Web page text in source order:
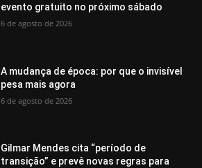
evento gratuito no próximo sábado
6 de agosto de 2026
A mudança de época: por que o invisível
pesa mais agora
6 de agosto de 2026
Gilmar Mendes cita “período de
transição” e prevê novas regras para